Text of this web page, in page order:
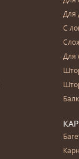
Для
С
Для